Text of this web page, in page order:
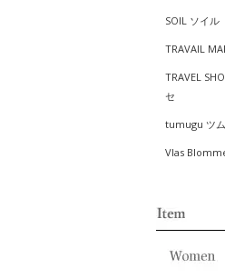
SOIL ソイル
TRAVAIL
TRAVEL
セ
tumugu ツ
Vlas